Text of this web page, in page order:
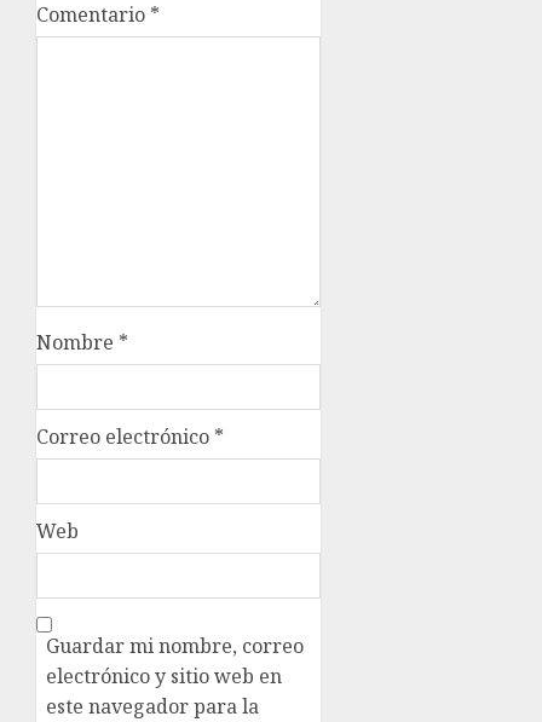
Comentario *
Nombre *
Correo electrónico *
Web
Guardar mi nombre, correo
electrónico y sitio web en
este navegador para la